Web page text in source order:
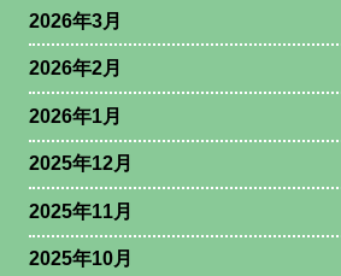
2026年3月
2026年2月
2026年1月
2025年12月
2025年11月
2025年10月